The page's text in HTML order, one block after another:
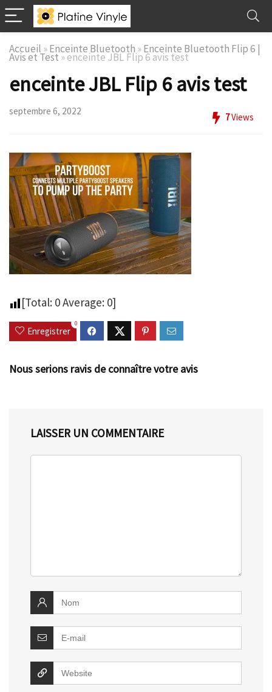
Accueil »Enceinte Bluetooth »Enceinte Bluetooth Flip 6 |
Avis et Test »enceinte JBL Flip 6 avis test
enceinte JBL Flip 6 avis test
septembre 6, 2022
7Views
[Total: 0Average: 0]
Enregistrer
0
Nous serions ravis de connaître votre avis
LAISSER UN COMMENTAIRE